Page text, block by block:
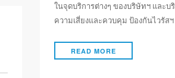
ในจุดบริการต่างๆ ของบริษัทฯ และบ
ความเสี่ยงและควบคุม ป้องกันไวรัสฯ
READ MORE